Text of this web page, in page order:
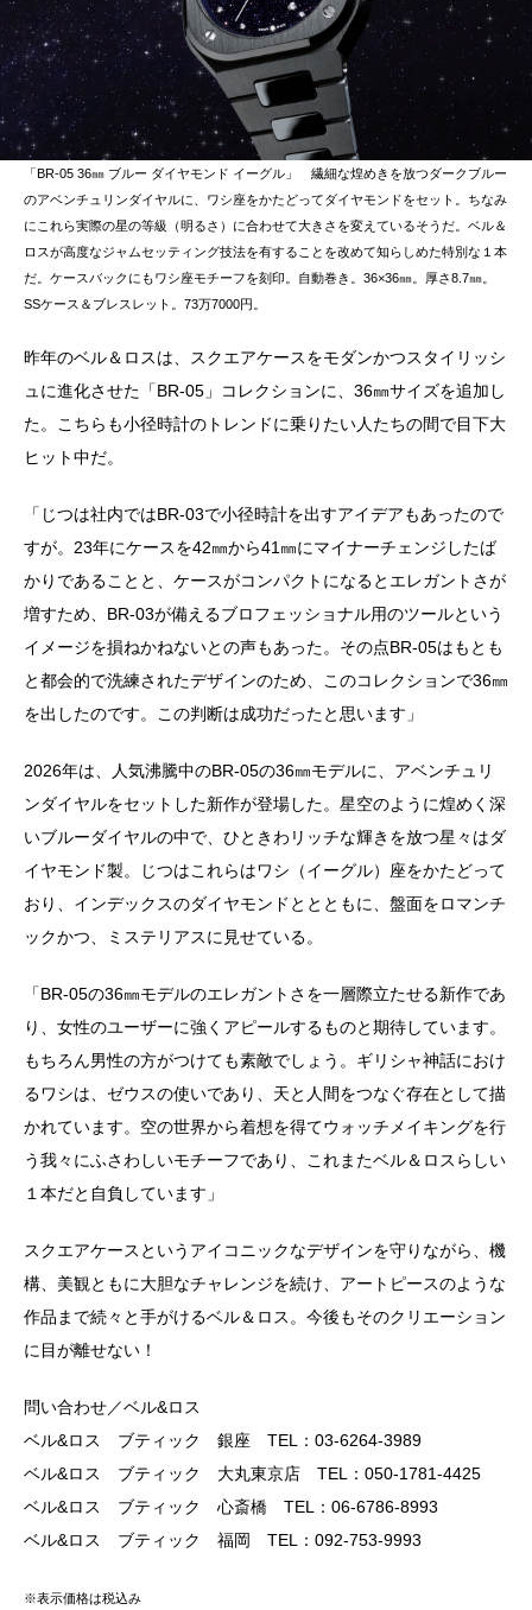
「BR-05 36㎜ ブルー ダイヤモンド イーグル」 繊細な煌めきを放つダークブルー
のアベンチュリンダイヤルに、ワシ座をかたどってダイヤモンドをセット。ちなみ
にこれら実際の星の等級（明るさ）に合わせて大きさを変えているそうだ。ベル＆
ロスが高度なジャムセッティング技法を有することを改めて知らしめた特別な１本
だ。ケースバックにもワシ座モチーフを刻印。自動巻き。36×36㎜。厚さ8.7㎜。
SSケース＆ブレスレット。73万7000円。
昨年のベル＆ロスは、スクエアケースをモダンかつスタイリッシ
ュに進化させた「BR-05」コレクションに、36㎜サイズを追加し
た。こちらも小径時計のトレンドに乗りたい人たちの間で目下大
ヒット中だ。
「 じつは社内ではBR-03で小径時計を出すアイデアもあったので
すが。23年にケースを42㎜から41㎜にマイナーチェンジしたば
かりであることと、ケースがコンパクトになるとエレガントさが
増すため、BR-03が備えるブロフェッショナル用のツールという
イメージを損ねかねないとの声もあった。その点BR-05はもとも
と都会的で洗練されたデザインのため、このコレクションで36㎜
を出したのです。この判断は成功だったと思います 」
2026年は、人気沸騰中のBR-05の36㎜モデルに、アベンチュリ
ンダイヤルをセットした新作が登場した。星空のように煌めく深
いブルーダイヤルの中で、ひときわリッチな輝きを放つ星々はダ
イヤモンド製。じつはこれらはワシ（イーグル）座をかたどって
おり、インデックスのダイヤモンドととともに、盤面をロマンチ
ックかつ、ミステリアスに見せている。
「BR-05の36㎜モデルのエレガントさを一層際立たせる新作であ
り、女性のユーザーに強くアピールするものと期待しています。
もちろん男性の方がつけても素敵でしょう。ギリシャ神話におけ
るワシは、ゼウスの使いであり、天と人間をつなぐ存在として描
かれています。空の世界から着想を得てウォッチメイキングを行
う我々にふさわしいモチーフであり、これまたベル＆ロスらしい
１本だと自負しています」
スクエアケースというアイコニックなデザインを守りながら、機
構、美観ともに大胆なチャレンジを続け、アートピースのような
作品まで続々と手がけるベル＆ロス。今後もそのクリエーション
に目が離せない！
問い合わせ／ベル&ロス
ベル&ロス ブティック 銀座 TEL：03-6264-3989
ベル&ロス ブティック 大丸東京店 TEL：050-1781-4425
ベル&ロス ブティック 心斎橋 TEL：06-6786-8993
ベル&ロス ブティック 福岡 TEL：092-753-9993
※表示価格は税込み